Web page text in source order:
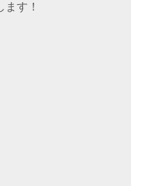
す！